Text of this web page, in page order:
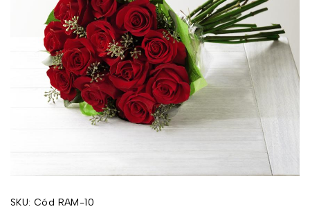
SKU: Cód RAM-10